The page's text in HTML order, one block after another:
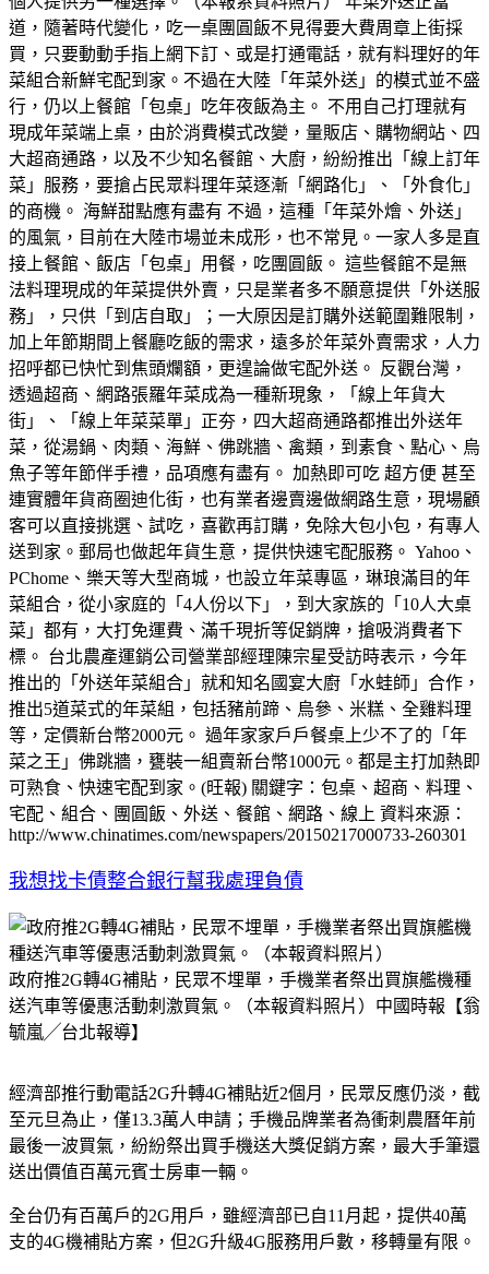
道，隨著時代變化，吃一桌團圓飯不見得要大費周章上街採
買，只要動動手指上網下訂、或是打通電話，就有料理好的年
菜組合新鮮宅配到家。不過在大陸「年菜外送」的模式並不盛
行，仍以上餐館「包桌」吃年夜飯為主。 不用自己打理就有
現成年菜端上桌，由於消費模式改變，量販店、購物網站、四
大超商通路，以及不少知名餐館、大廚，紛紛推出「線上訂年
菜」服務，要搶占民眾料理年菜逐漸「網路化」、「外食化」
的商機。 海鮮甜點應有盡有 不過，這種「年菜外燴、外送」
的風氣，目前在大陸市場並未成形，也不常見。一家人多是直
接上餐館、飯店「包桌」用餐，吃團圓飯。 這些餐館不是無
法料理現成的年菜提供外賣，只是業者多不願意提供「外送服
務」，只供「到店自取」；一大原因是訂購外送範圍難限制，
加上年節期間上餐廳吃飯的需求，遠多於年菜外賣需求，人力
招呼都已快忙到焦頭爛額，更遑論做宅配外送。 反觀台灣，
透過超商、網路張羅年菜成為一種新現象，「線上年貨大
街」、「線上年菜菜單」正夯，四大超商通路都推出外送年
菜，從湯鍋、肉類、海鮮、佛跳牆、禽類，到素食、點心、烏
魚子等年節伴手禮，品項應有盡有。 加熱即可吃 超方便 甚至
連實體年貨商圈迪化街，也有業者邊賣邊做網路生意，現場顧
客可以直接挑選、試吃，喜歡再訂購，免除大包小包，有專人
送到家。郵局也做起年貨生意，提供快速宅配服務。 Yahoo、
PChome、樂天等大型商城，也設立年菜專區，琳琅滿目的年
菜組合，從小家庭的「4人份以下」，到大家族的「10人大桌
菜」都有，大打免運費、滿千現折等促銷牌，搶吸消費者下
標。 台北農產運銷公司營業部經理陳宗星受訪時表示，今年
推出的「外送年菜組合」就和知名國宴大廚「水蛙師」合作，
推出5道菜式的年菜組，包括豬前蹄、烏參、米糕、全雞料理
等，定價新台幣2000元。 過年家家戶戶餐桌上少不了的「年
菜之王」佛跳牆，甕裝一組賣新台幣1000元。都是主打加熱即
可熟食、快速宅配到家。(旺報) 關鍵字：包桌、超商、料理、
宅配、組合、團圓飯、外送、餐館、網路、線上 資料來源：
http://www.chinatimes.com/newspapers/20150217000733-260301
我想找卡債整合銀行幫我處理負債
政府推2G轉4G補貼，民眾不埋單，手機業者祭出買旗艦機種
送汽車等優惠活動刺激買氣。（本報資料照片） 中國時報【翁
毓嵐╱台北報導】
經濟部推行動電話2G升轉4G補貼近2個月，民眾反應仍淡，截
至元旦為止，僅13.3萬人申請；手機品牌業者為衝刺農曆年前
最後一波買氣，紛紛祭出買手機送大獎促銷方案，最大手筆還
送出價值百萬元賓士房車一輛。
全台仍有百萬戶的2G用戶，雖經濟部已自11月起，提供40萬
支的4G機補貼方案，但2G升級4G服務用戶數，移轉量有限。